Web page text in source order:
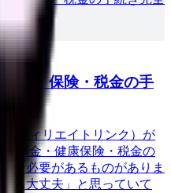
金・保険・税金の手
フィリエイトリンク）が
年金・健康保険・税金の
う必要があるものがありま
ら大丈夫」と思っていて